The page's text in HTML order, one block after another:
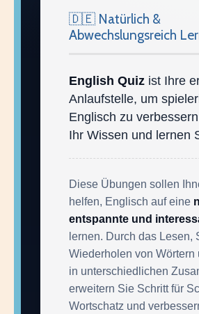
🇩🇪 Natürlich &
Abwechslungsreich
English Quiz ist Ihre
Anlaufstelle, um
Englisch zu
Ihr Wissen und lernen
Diese Übungen sollen
helfen, Englisch auf eine
entspannte und
lernen. Durch das Lesen,
Wiederholen von Wörtern
in unterschiedlichen
erweitern Sie Schritt für
Wortschatz und